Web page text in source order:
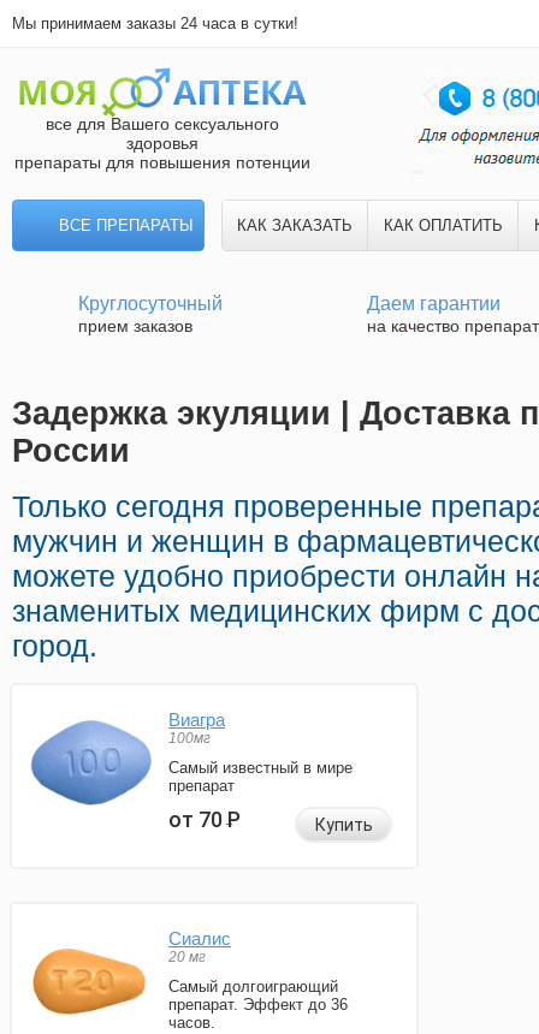
Мы принимаем заказы 24 часа в сутки!
все для Вашего сексуального
здоровья
препараты для повышения потенции
ВСЕ ПРЕПАРАТЫ КАК ЗАКАЗАТЬ КАК ОПЛАТИТЬ
Круглосуточный
прием заказов
Даем гарантии
на качество
Задержка экуляции | Доставка
России
Только сегодня проверенные
мужчин и женщин в
можете удобно приобрести онлайн
знаменитых медицинских фирм с
город.
Виагра
100мг
Самый известный в мире
препарат
от 70Р Купить
Сиалис
20 мг
Самый долгоиграющий
препарат. Эффект до 36
часов.